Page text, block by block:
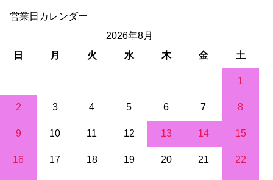
営業日カレンダー
2026年8月
日
月 火 水 木 金 土
1
2 3 4 5 6 7 8
9 10 11 12 13 14 15
16 17 18 19 20 21 22